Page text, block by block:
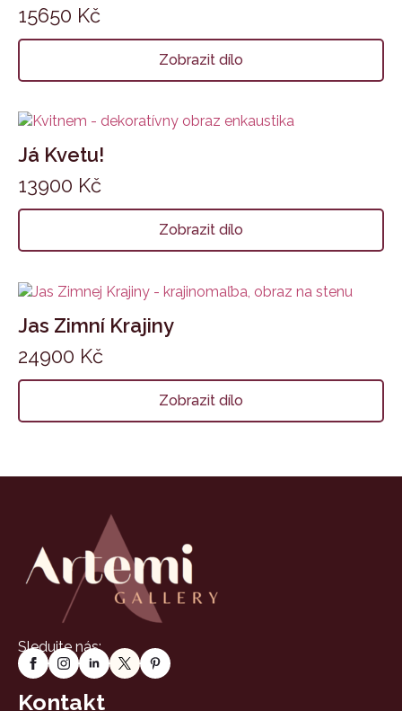
15650 Kč
Zobrazit dílo
Já Kvetu!
13900 Kč
Zobrazit dílo
Jas Zimní Krajiny
24900 Kč
Zobrazit dílo
Sledujte nás:
Kontakt